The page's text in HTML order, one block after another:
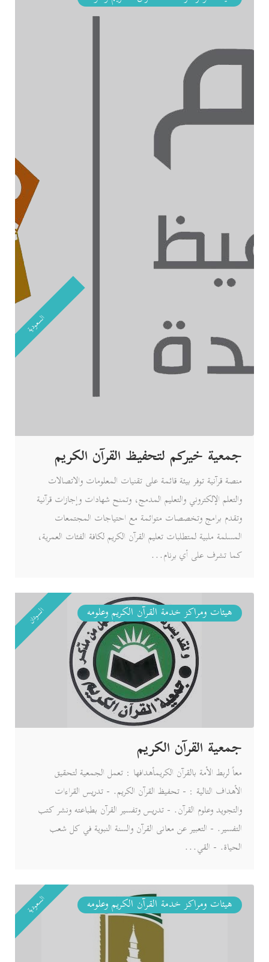
السعودية
جمعية خيركم لتحفيظ القرآن الكريم
منصة قرآنية توفر بيئة قائمة على تقنيات المعلومات والاتصالات
والتعلم الإلكتروني والتعليم المدمج، وتمنح شهادات وإجازات قرآنية
وتقدم برامج وتخصصات متوائمة مع احتياجات المجتمعات
المسلمة ملبية لمتطلبات تعليم القرآن الكريم لكافة الفئات العمرية،
كما تشرف على أي برنام...
هيئات ومراكز خدمة القرآن الكريم وعلومه السودان
جمعية القرآن الكريم
معاً لربط الأمة بالقرآن الكريمأهدافها : تعمل الجمعية لتحقيق
الأهداف التالية : - تحفيظ القرآن الكريم. - تدريس القراءات
والتجويد وعلوم القرآن. - تدريس وتفسير القرآن بطباعته ونشر كتب
التفسير. - التعبير عن معانى القرآن والسنة النبوية في كل شعب
الحياة. - القي...
هيئات ومراكز خدمة القرآن الكريم وعلومه السعودية